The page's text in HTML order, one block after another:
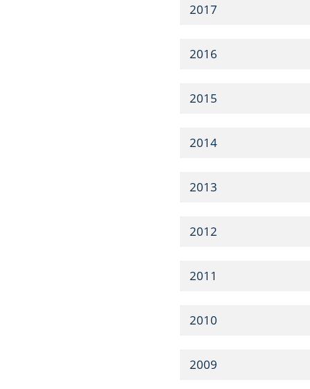
2017
2016
2015
2014
2013
2012
2011
2010
2009